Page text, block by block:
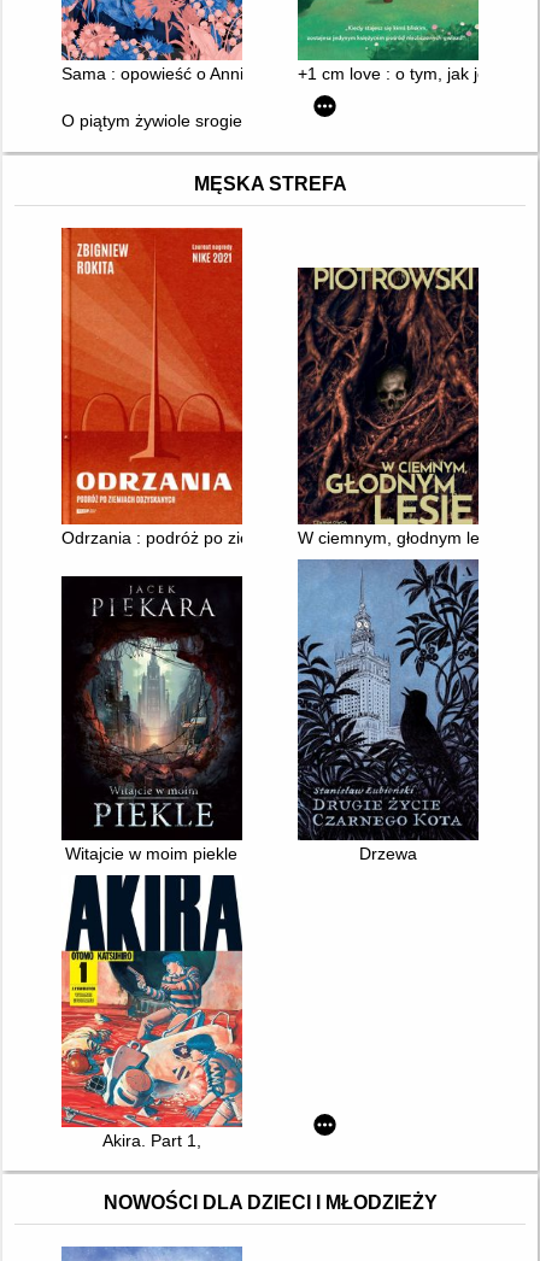
Sama : opowieść o Annie Bilińskiej+1 cm love : o tym, jak jeden
O piątym żywiole srogie opowieści
MĘSKA STREFA
Odrzania : podróż po ziemiach odzyskanych
W ciemnym, głodnym lesie
Witajcie w moim piekle Drzewa
Akira. Part 1,
NOWOŚCI DLA DZIECI I MŁODZIEŻY